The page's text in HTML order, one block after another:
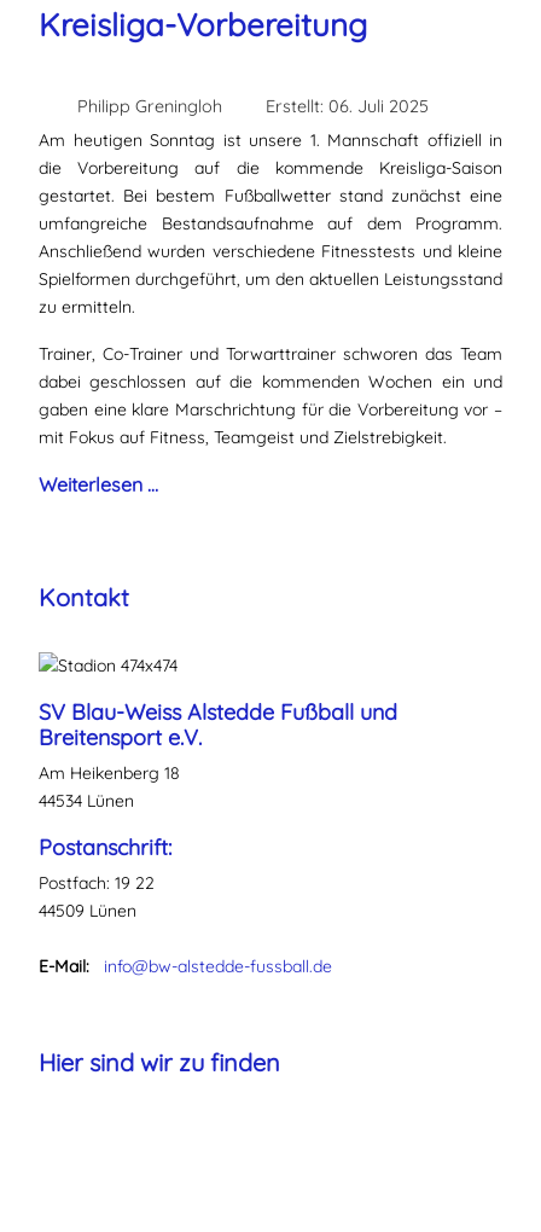
Kreisliga-Vorbereitung
Philipp Greningloh
Erstellt: 06. Juli 2025
Am heutigen Sonntag ist unsere 1. Mannschaft offiziell in
die Vorbereitung auf die kommende Kreisliga-Saison
gestartet. Bei bestem Fußballwetter stand zunächst eine
umfangreiche Bestandsaufnahme auf dem Programm.
Anschließend wurden verschiedene Fitnesstests und kleine
Spielformen durchgeführt, um den aktuellen Leistungsstand
zu ermitteln.
Trainer, Co-Trainer und Torwarttrainer schworen das Team
dabei geschlossen auf die kommenden Wochen ein und
gaben eine klare Marschrichtung für die Vorbereitung vor –
mit Fokus auf Fitness, Teamgeist und Zielstrebigkeit.
Weiterlesen …
Kontakt
SV Blau-Weiss Alstedde Fußball und
Breitensport e.V.
Am Heikenberg 18
44534 Lünen
Postanschrift:
Postfach: 19 22
44509 Lünen
E-Mail: info@bw-alstedde-fussball.de
Hier sind wir zu finden